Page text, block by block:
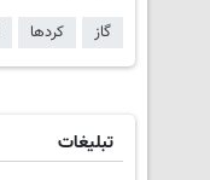
گاز کردها
تبلیغات